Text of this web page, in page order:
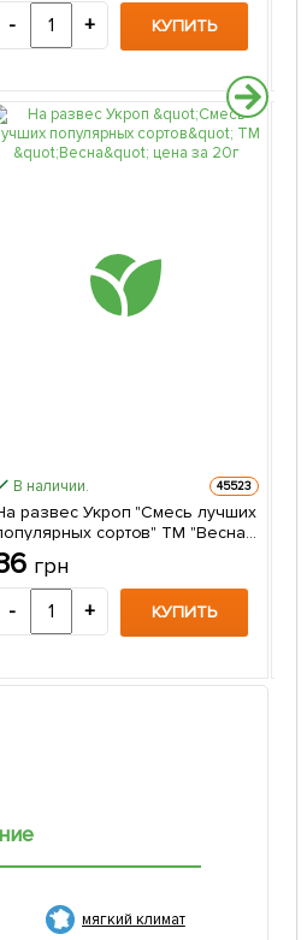
- + КУПИТЬ
В наличии. 45523
развес Укроп "Смесь лучших
сортов" ТМ "Весна"
за 20г
грн
- + КУПИТЬ
мягкий климат